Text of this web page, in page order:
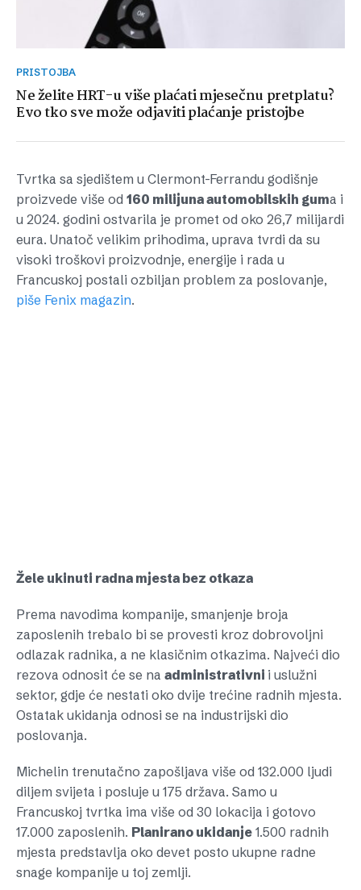
PRISTOJBA
Ne želite HRT-u više plaćati mjesečnu pretplatu?
Evo tko sve može odjaviti plaćanje pristojbe
Tvrtka sa sjedištem u Clermont-Ferrandu godišnje
proizvede više od 160 milijuna automobilskih guma i
u 2024. godini ostvarila je promet od oko 26,7 milijardi
eura. Unatoč velikim prihodima, uprava tvrdi da su
visoki troškovi proizvodnje, energije i rada u
Francuskoj postali ozbiljan problem za poslovanje,
piše Fenix magazin.
Žele ukinuti radna mjesta bez otkaza
Prema navodima kompanije, smanjenje broja
zaposlenih trebalo bi se provesti kroz dobrovoljni
odlazak radnika, a ne klasičnim otkazima. Najveći dio
rezova odnosit će se na administrativni i uslužni
sektor, gdje će nestati oko dvije trećine radnih mjesta.
Ostatak ukidanja odnosi se na industrijski dio
poslovanja.
Michelin trenutačno zapošljava više od 132.000 ljudi
diljem svijeta i posluje u 175 država. Samo u
Francuskoj tvrtka ima više od 30 lokacija i gotovo
17.000 zaposlenih. Planirano ukidanje 1.500 radnih
mjesta predstavlja oko devet posto ukupne radne
snage kompanije u toj zemlji.